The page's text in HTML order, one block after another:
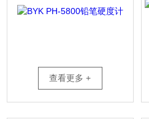
查看更多 +